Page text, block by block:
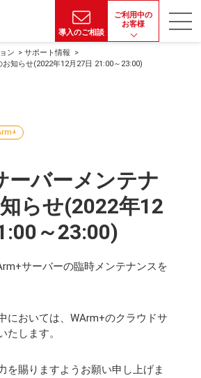
導入のご相談
ご利用中の
お客様
ン
サポート情報
知らせ(2022年12月27日 21:00～23:00)
ーバーメンテナ
らせ(2022年12
～23:00)
サーバーの臨時メンテナンスを
においては、WArm+のクラウドサ
たします。
を賜りますようお願い申し上げま